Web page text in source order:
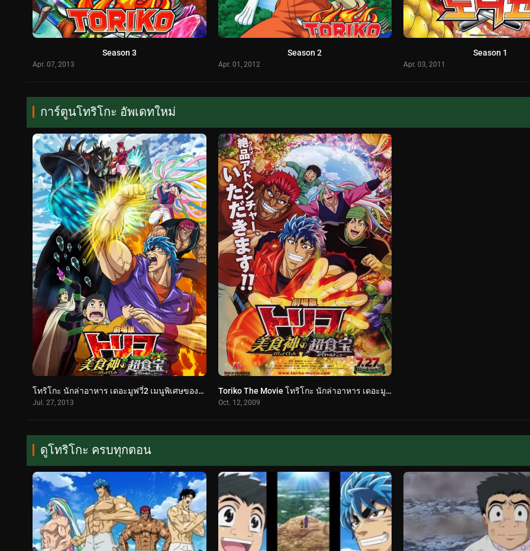
Season 3
Apr. 07, 2013
Season 2
Apr. 01, 2012
Season 1
Apr. 03, 2011
การ์ตูนโทริโกะ อัพเดทใหม่
โทริโกะ นักล่าอาหาร เดอะมูฟวี่2 เมนูพิเศษของเหล่านักล่าอาหาร ซับไทย (2013) Toriko the Movie: Secret Recipe of Gourmet God!
Jul. 27, 2013
Toriko The Movie โทริโกะ นักล่าอาหาร เดอะมูฟวี่1 จุดเริ่มต้นของการผจญภัยในโลกกรูเมต์ พากย์ไทย
Oct. 12, 2009
ดูโทริโกะ ครบทุกตอน